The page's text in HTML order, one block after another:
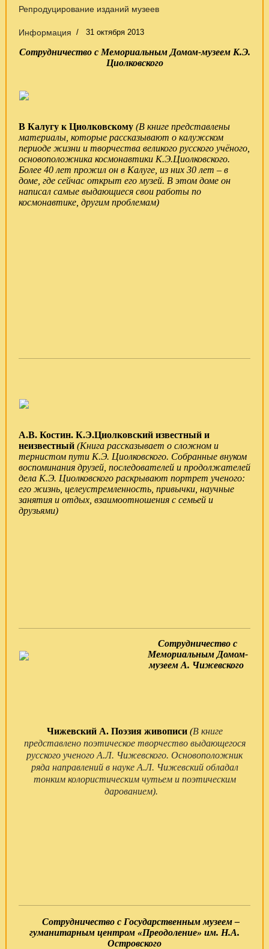
Репродуцирование изданий музеев
Информация 31 октября 2013
Сотрудничество с Мемориальным Домом-музеем К.Э.
Циолковского
В Калугу к Циолковскому (В книге представлены
материалы, которые рассказывают о калужском
периоде жизни и творчества великого русского учёного,
основоположника космонавтики К.Э.Циолковского.
Более 40 лет прожил он в Калуге, из них 30 лет – в
доме, где сейчас открыт его музей. В этом доме он
написал самые выдающиеся свои работы по
космонавтике, другим проблемам)
А.В. Костин. К.Э.Циолковский известный и
неизвестный (Книга рассказывает о сложном и
тернистом пути К.Э. Циолковского. Собранные внуком
воспоминания друзей, последователей и продолжателей
дела К.Э. Циолковского раскрывают портрет ученого:
его жизнь, целеустремленность, привычки, научные
занятия и отдых, взаимоотношения с семьей и
друзьями)
Сотрудничество с
Мемориальным Домом-
музеем А. Чижевского
Чижевский А. Поэзия живописи (В книге
представлено поэтическое творчество выдающегося
русского ученого А.Л. Чижевского. Основоположник
ряда направлений в науке А.Л. Чижевский обладал
тонким колористическим чутьем и поэтическим
дарованием).
Сотрудничество с Государственным музеем –
гуманитарным центром «Преодоление» им. Н.А.
Островского